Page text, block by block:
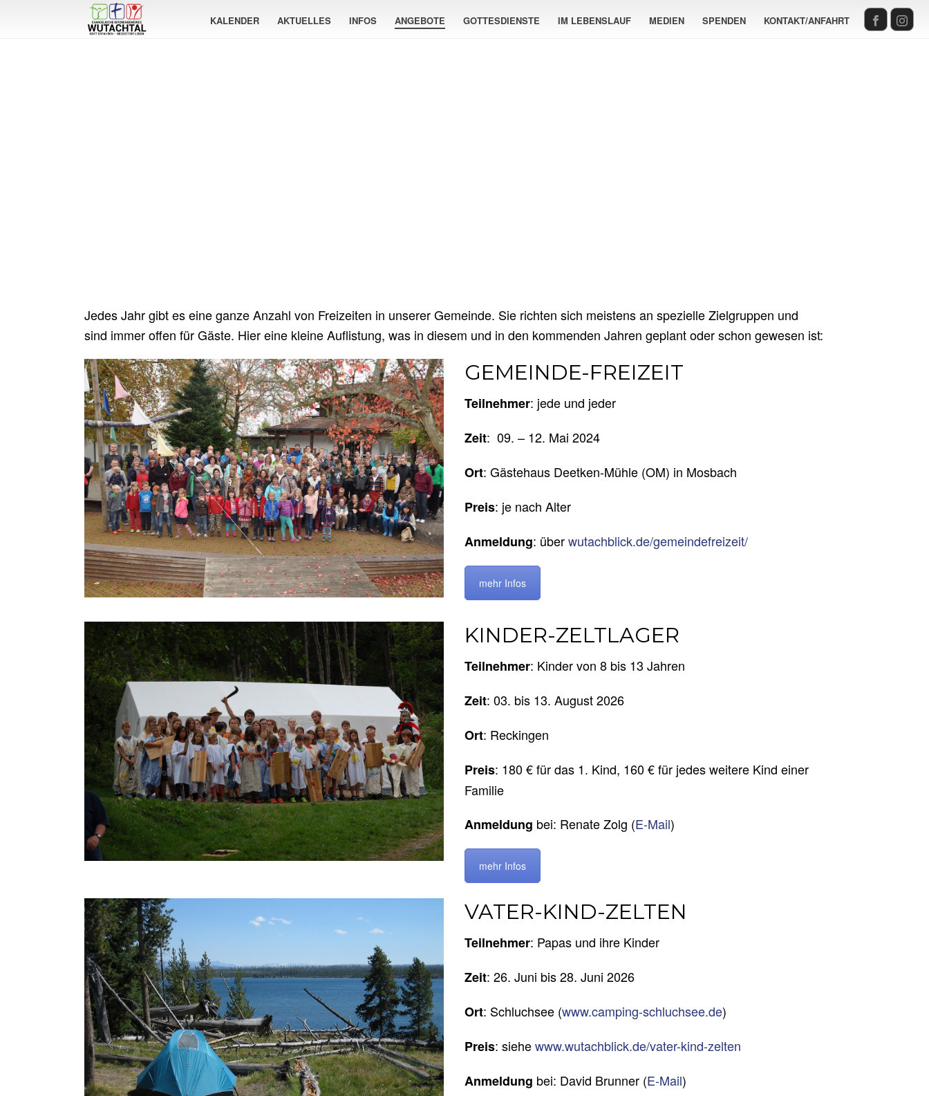
KALENDER AKTUELLES INFOS ANGEBOTE GOTTESDIENSTE IM LEBENSLAUF MEDIEN SPENDEN KONTAKT/ANFAHRT
Jedes Jahr gibt es eine ganze Anzahl von Freizeiten in unserer Gemeinde. Sie richten sich meistens an spezielle Zielgruppen und
sind immer offen für Gäste. Hier eine kleine Auflistung, was in diesem und in den kommenden Jahren geplant oder schon gewesen ist:
GEMEINDE-FREIZEIT
Teilnehmer: jede und jeder
Zeit: 09. – 12. Mai 2024
Ort: Gästehaus Deetken-Mühle (OM) in Mosbach
Preis: je nach Alter
Anmeldung: überwutachblick.de/gemeindefreizeit/
mehr Infos
KINDER-ZELTLAGER
Teilnehmer: Kinder von 8 bis 13 Jahren
Zeit: 03. bis 13. August 2026
Ort: Reckingen
Preis: 180 € für das 1. Kind, 160 € für jedes weitere Kind einer
Familie
Anmeldung bei: Renate Zolg (E-Mail)
mehr Infos
VATER-KIND-ZELTEN
Teilnehmer: Papas und ihre Kinder
Zeit: 26. Juni bis 28. Juni 2026
Ort: Schluchsee (www.camping-schluchsee.de)
Preis: siehewww.wutachblick.de/vater-kind-zelten
Anmeldung bei: David Brunner (E-Mail)